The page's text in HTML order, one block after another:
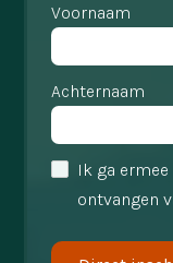
Voornaam
Achternaam
Ik ga
ontvangen